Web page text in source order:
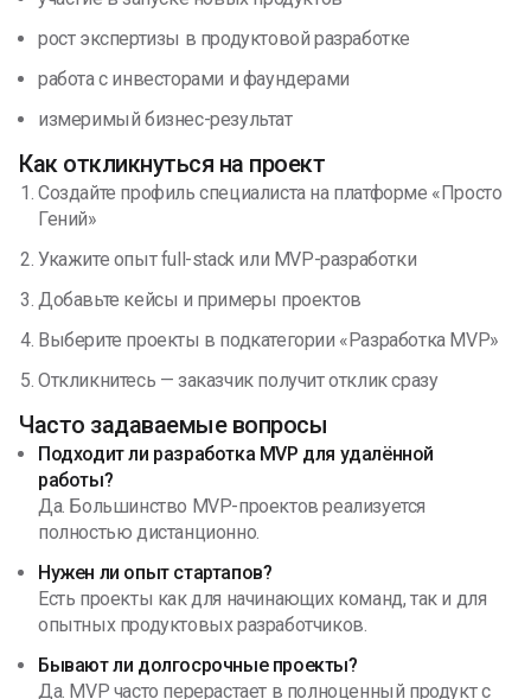
рост экспертизы в продуктовой разработке
работа с инвесторами и фаундерами
измеримый бизнес-результат
Как откликнуться на проект
Создайте профиль специалиста на платформе «Просто
Гений»
Укажите опыт full-stack или MVP-разработки
Добавьте кейсы и примеры проектов
Выберите проекты в подкатегории «Разработка MVP»
Откликнитесь — заказчик получит отклик сразу
Часто задаваемые вопросы
Подходит ли разработка MVP для удалённой
работы?
Да. Большинство MVP-проектов реализуется
полностью дистанционно.
Нужен ли опыт стартапов?
Есть проекты как для начинающих команд, так и для
опытных продуктовых разработчиков.
Бывают ли долгосрочные проекты?
Да. MVP часто перерастает в полноценный продукт с